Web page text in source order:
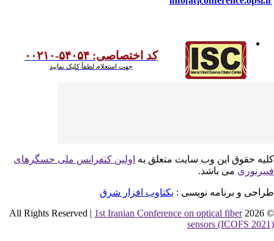
کد اختصاصی: ۵۴۰۵۴-۰۰۲۱۰
جهت استعلام لطفاً کلیک نمایید
حقوق این وب سایت متعلق بهاولین کنفرانس ملی حسگرهای
می باشد.
و برنامه نویسی : یکتاوب افزار شرق
©
1st Iranian Conference on optical fiber
sensors (ICOFS